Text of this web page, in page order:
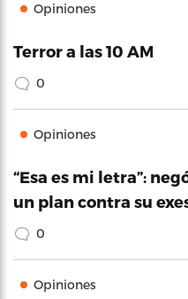
Opiniones
Terror a las 10 AM
0
Opiniones
“Esa es mi letra”:
un plan contra su
0
Opiniones